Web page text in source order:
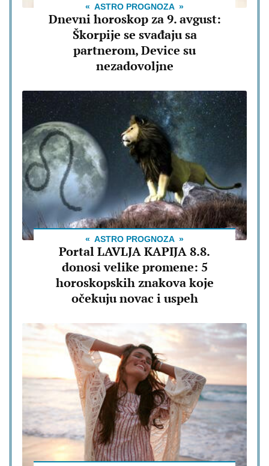
ASTRO PROGNOZA
Dnevni horoskop za 9. avgust:
Škorpije se svađaju sa
partnerom, Device su
nezadovoljne
ASTRO PROGNOZA
Portal LAVLJA KAPIJA 8.8.
donosi velike promene: 5
horoskopskih znakova koje
očekuju novac i uspeh